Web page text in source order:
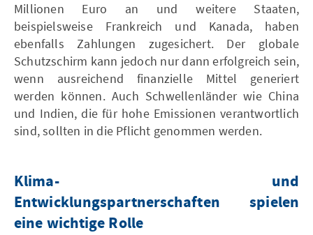
Millionen Euro an und weitere Staaten,
beispielsweise Frankreich und Kanada, haben
ebenfalls Zahlungen zugesichert. Der globale
Schutzschirm kann jedoch nur dann erfolgreich sein,
wenn ausreichend finanzielle Mittel generiert
werden können. Auch Schwellenländer wie China
und Indien, die für hohe Emissionen verantwortlich
sind, sollten in die Pflicht genommen werden.
Klima- und
Entwicklungspartnerschaften spielen
eine wichtige Rolle